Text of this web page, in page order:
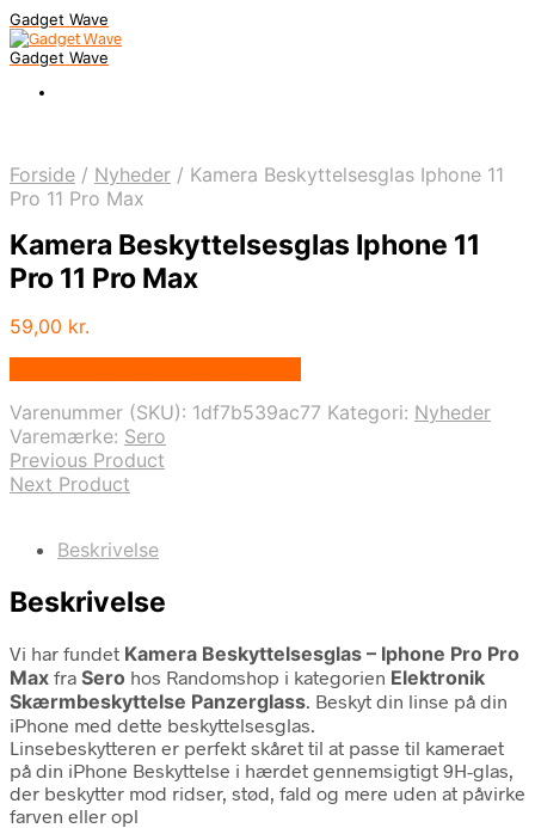
Gadget Wave
Gadget Wave
Forside / Nyheder / Kamera Beskyttelsesglas Iphone 11
Pro 11 Pro Max
Kamera Beskyttelsesglas Iphone 11
Pro 11 Pro Max
59,00 kr.
Varenummer (SKU): 1df7b539ac77 Kategori: Nyheder
Varemærke: Sero
Previous Product
Next Product
Beskrivelse
Beskrivelse
Vi har fundet Kamera Beskyttelsesglas – Iphone Pro Pro
Max fra Sero hos Randomshop i kategorien Elektronik
Skærmbeskyttelse Panzerglass. Beskyt din linse på din
iPhone med dette beskyttelsesglas.
Linsebeskytteren er perfekt skåret til at passe til kameraet
på din iPhone Beskyttelse i hærdet gennemsigtigt 9H-glas,
der beskytter mod ridser, stød, fald og mere uden at påvirke
farven eller opl